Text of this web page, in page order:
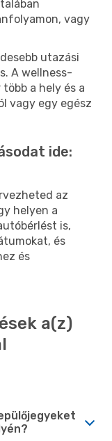
vagy
utazási
A wellness-
a hely és a
vagy egy egész
ide:
az
helyen a
is,
és
és
a(z)